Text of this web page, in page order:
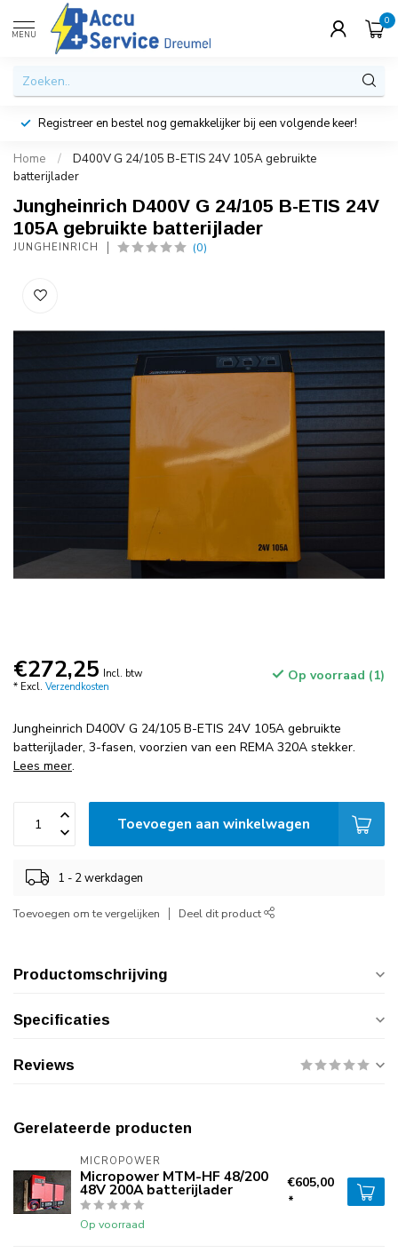
MENU
0
Registreer en bestel nog gemakkelijker bij een volgende keer!
Home /
D400V G 24/105 B-ETIS 24V 105A gebruikte
batterijlader
Jungheinrich D400V G 24/105 B-ETIS 24V
105A gebruikte batterijlader
JUNGHEINRICH (0)
€272,25 Incl. btw
* Excl. Verzendkosten
Op voorraad (1)
Jungheinrich D400V G 24/105 B-ETIS 24V 105A gebruikte
batterijlader, 3-fasen, voorzien van een REMA 320A stekker.
Lees meer.
Toevoegen aan winkelwagen
1 - 2 werkdagen
Toevoegen om te vergelijken Deel dit product
Productomschrijving
Specificaties
Reviews
Gerelateerde producten
MICROPOWER
Micropower MTM-HF 48/200
48V 200A batterijlader
Op voorraad
€605,00
*